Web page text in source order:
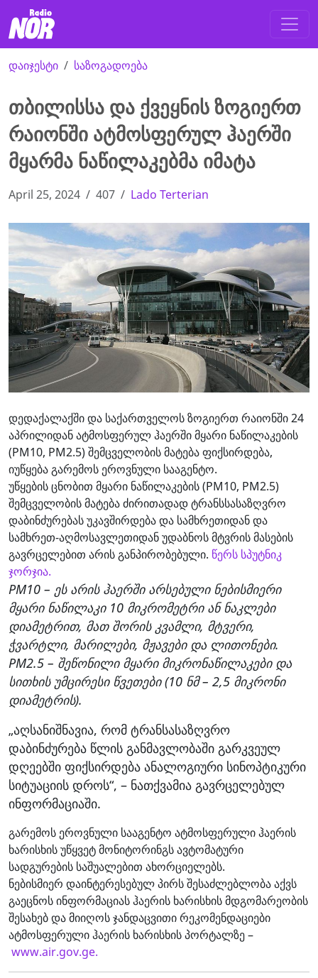
დაიჯესტი საზოგადოება
თბილისსა და ქვეყნის ზოგიერთ
რაიონში ატმოსფერულ ჰაერში
მყარმა ნაწილაკებმა იმატა
April 25, 2024 407 Lado Terterian
დედაქალაქში და საქართველოს ზოგიერთ რაიონში 24
აპრილიდან ატმოსფერულ ჰაერში მყარი ნაწილაკების
(PM10, PM2.5) შემცველობის მატება ფიქსირდება,
იუწყება გარემოს ეროვნული სააგენტო.
უწყების ცნობით მყარი ნაწილაკების (PM10, PM2.5)
შემცველობის მატება ძირითადად ტრანსსასაზღვრო
დაბინძურებას უკავშირდება და სამხრეთიდან და
სამხრეთ-აღმოსავლეთიდან უდაბნოს მტვრის მასების
გავრცელებით არის განპირობებული. წერს სპუტნიკ
ჯორჯია.
PM10 – ეს არის ჰაერში არსებული ნებისმიერი
მყარი ნაწილაკი 10 მიკრომეტრი ან ნაკლები
დიამეტრით, მათ შორის კვამლი, მტვერი,
ჭვარტლი, მარილები, მჟავები და ლითონები.
PM2.5 – შეწონილი მყარი მიკრონაწილაკები და
სითხის უმცირესი წვეთები (10 ნმ – 2,5 მიკრონი
დიამეტრის).
„აღსანიშნავია, რომ ტრანსასაზღვრო
დაბინძურება წლის განმავლობაში გარკვეულ
დღეებში ფიქსირდება ანალოგიური სინოპტიკური
სიტუაციის დროს“, – ნათქვამია გავრცელებულ
ინფორმაციაში.
გარემოს ეროვნული სააგენტო ატმოსფერული ჰაერის
ხარისხის უწყვეტ მონიტორინგს ავტომატური
სადგურების საშუალებით ახორციელებს.
ნებისმიერ დაინტერესებულ პირს შესაძლებლობა აქვს
გაეცნოს ინფორმაციას ჰაერის ხარისხის მდგომარეობის
შესახებ და მიიღოს ჯანდაცვითი რეკომენდაციები
ატმოსფერული ჰაერის ხარისხის პორტალზე –
www.air.gov.ge.